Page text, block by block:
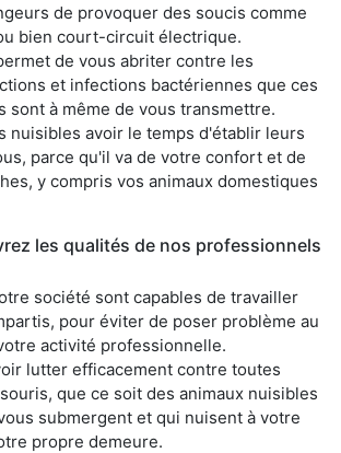
de provoquer des soucis comme
bien court-circuit électrique.
de vous abriter contre les
et infections bactériennes que ces
sont à même de vous transmettre.
nuisibles avoir le temps d'établir leurs
parce qu'il va de votre confort et de
y compris vos animaux domestiques
les qualités de nos professionnels
société sont capables de travailler
pour éviter de poser problème au
activité professionnelle.
lutter efficacement contre toutes
que ce soit des animaux nuisibles
submergent et qui nuisent à votre
propre demeure.